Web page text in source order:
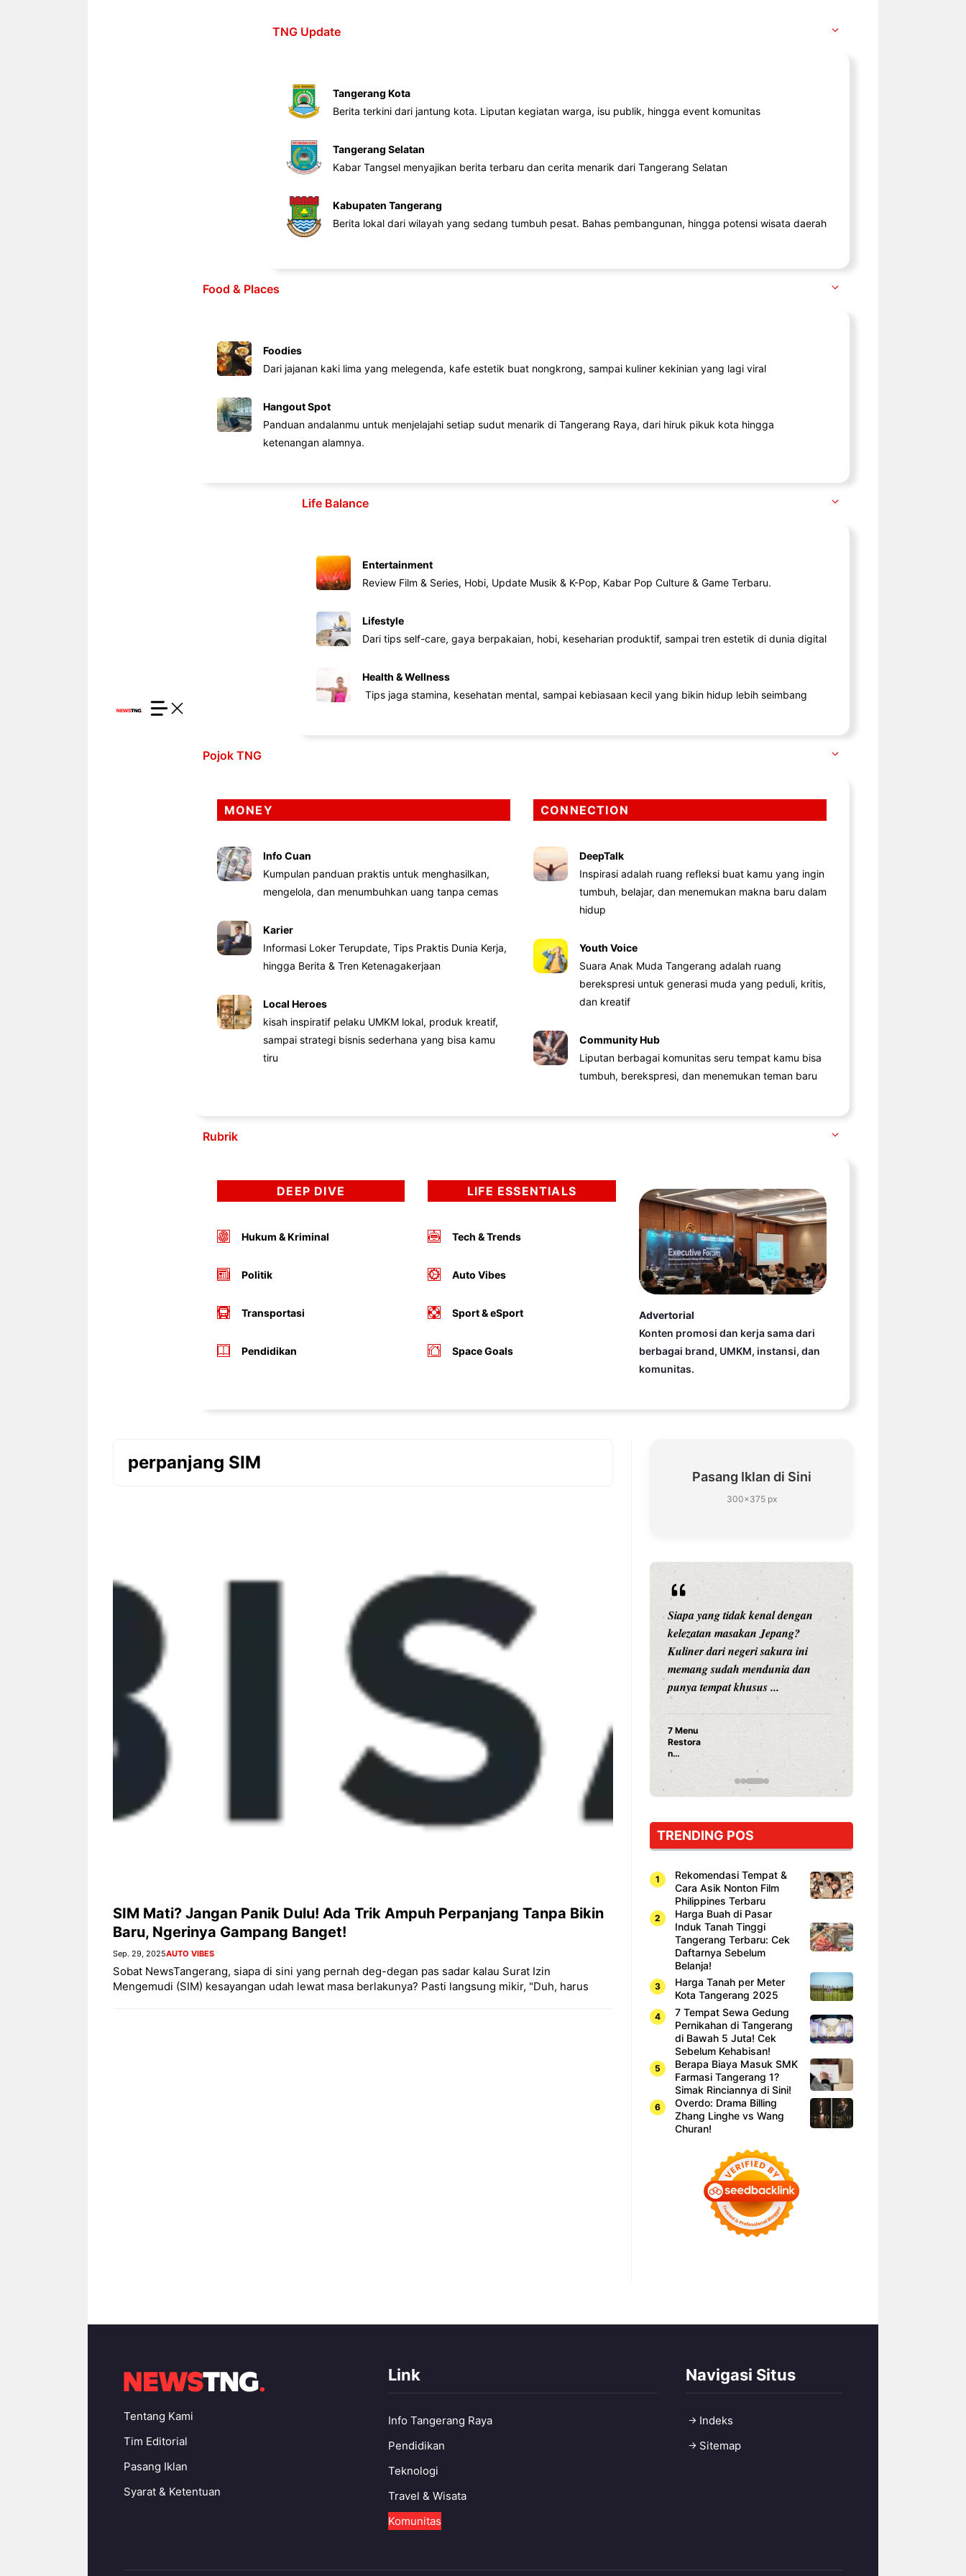
TNG Update
Tangerang Kota
Berita terkini dari jantung kota. Liputan kegiatan warga, isu publik, hingga event komunitas
Tangerang Selatan
Kabar Tangsel menyajikan berita terbaru dan cerita menarik dari Tangerang Selatan
Kabupaten Tangerang
Berita lokal dari wilayah yang sedang tumbuh pesat. Bahas pembangunan, hingga potensi wisata daerah
Food & Places
Foodies
Dari jajanan kaki lima yang melegenda, kafe estetik buat nongkrong, sampai kuliner kekinian yang lagi viral
Hangout Spot
Panduan andalanmu untuk menjelajahi setiap sudut menarik di Tangerang Raya, dari hiruk pikuk kota hingga
ketenangan alamnya.
Life Balance
Entertainment
Review Film & Series, Hobi, Update Musik & K-Pop, Kabar Pop Culture & Game Terbaru.
Lifestyle
Dari tips self-care, gaya berpakaian, hobi, keseharian produktif, sampai tren estetik di dunia digital
Health & Wellness
Tips jaga stamina, kesehatan mental, sampai kebiasaan kecil yang bikin hidup lebih seimbang
Pojok TNG
MONEY
Info Cuan
Kumpulan panduan praktis untuk menghasilkan,
mengelola, dan menumbuhkan uang tanpa cemas
Karier
Informasi Loker Terupdate, Tips Praktis Dunia Kerja,
hingga Berita & Tren Ketenagakerjaan
Local Heroes
kisah inspiratif pelaku UMKM lokal, produk kreatif,
sampai strategi bisnis sederhana yang bisa kamu
tiru
CONNECTION
DeepTalk
Inspirasi adalah ruang refleksi buat kamu yang ingin
tumbuh, belajar, dan menemukan makna baru dalam
hidup
Youth Voice
Suara Anak Muda Tangerang adalah ruang
berekspresi untuk generasi muda yang peduli, kritis,
dan kreatif
Community Hub
Liputan berbagai komunitas seru tempat kamu bisa
tumbuh, berekspresi, dan menemukan teman baru
Rubrik
DEEP DIVE
Hukum & Kriminal
Politik
Transportasi
Pendidikan
LIFE ESSENTIALS
Tech & Trends
Auto Vibes
Sport & eSport
Space Goals
Advertorial
Konten promosi dan kerja sama dari
berbagai brand, UMKM, instansi, dan
komunitas.
perpanjang SIM
SIM Mati? Jangan Panik Dulu! Ada Trik Ampuh Perpanjang Tanpa Bikin
Baru, Ngerinya Gampang Banget!
Sep. 29, 2025AUTO VIBES
Sobat NewsTangerang, siapa di sini yang pernah deg-degan pas sadar kalau Surat Izin
Mengemudi (SIM) kesayangan udah lewat masa berlakunya? Pasti langsung mikir, "Duh, harus
Pasang Iklan di Sini
300×375 px
Siapa sangka, dua nama besar di
dunia hiburan, Nunung Srimulat
dan Vicky Prasetyo, kini merambah
dunia kuliner dengan membuka
Nunung Srimulat & Vicky
Prasetyo Buka Restoran
Ayam Panggang! Cuma Rp
15 Ribu, Resep Rahasia
Bandung – Menyambut pergantian
tahun 2026, restoran all you can
eat Kakkoii All You Can Eat
Bandung menghadirkan
You Can Eat Mulai Rp
Pernah gak sih kamu mulai
ngerjain sesuatu cuma buat iseng-
iseng, eh ternyata malah jadi
peluang bisnis yang
menguntungkan? Nah, itulah ...
Dari Iseng Jadi Cuan: Kisah
TUM_ATUL yang Ubah
Hampers Jadi Bisnis Kece
Siapa yang tidak kenal dengan
kelezatan masakan Jepang?
Kuliner dari negeri sakura ini
memang sudah mendunia dan
punya tempat khusus ...
7 Menu
Restora
n
yang
Dicoba,
Cuma
Sushi!
TRENDING POS
Rekomendasi Tempat &
Cara Asik Nonton Film
Philippines Terbaru
Harga Buah di Pasar
Induk Tanah Tinggi
Tangerang Terbaru: Cek
Daftarnya Sebelum
Belanja!
Harga Tanah per Meter
Kota Tangerang 2025
7 Tempat Sewa Gedung
Pernikahan di Tangerang
di Bawah 5 Juta! Cek
Sebelum Kehabisan!
Berapa Biaya Masuk SMK
Farmasi Tangerang 1?
Simak Rinciannya di Sini!
Overdo: Drama Billing
Zhang Linghe vs Wang
Churan!
Tentang Kami
Tim Editorial
Pasang Iklan
Syarat & Ketentuan
Link
Info Tangerang Raya
Pendidikan
Teknologi
Travel & Wisata
Komunitas
Navigasi Situs
Indeks
Sitemap